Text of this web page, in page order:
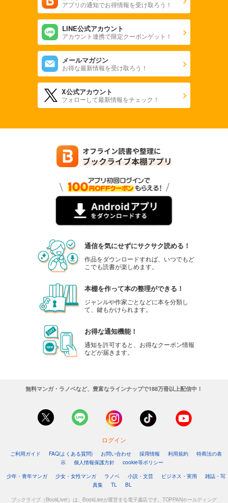
アプリの通知でお得情報を受け取ろう！
LINE公式アカウント
アカウント連携で限定クーポンゲット！
メールマガジン
お得な最新情報を受け取ろう！
X公式アカウント
フォローして最新情報をチェック！
通信を気にせずにサクサク読める！
作品をダウンロードすれば、いつでもど
こでも読書が楽しめます。
本棚を作って本の整理ができる！
ジャンルや作家ごとなどに本を分類し
て、鍵もかけられます。
お得な通知機能！
通知を許可すると、お得なクーポン情報
などが届きます。
無料マンガ・ラノベなど、豊富なラインナップで188万冊以上配信中！
ログイン
ご利用ガイド FAQ(よくある質問) お問い合わせ 採用情報 利用規約
特商法の表
示
個人情報保護方針
cookie等ポリシー
少年・青年マンガ
少女・女性マンガ ラノベ 小説・文芸 ビジネス・実用
雑誌・写
真集
TL BL
ブックライブ（BookLive!）は、BookLiveが運営する電子書店です。TOPPANホールディング